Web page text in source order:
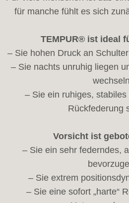
für manche fühlt es sich
TEMPUR® ist ideal
– Sie hohen Druck an
– Sie nachts unruhig liegen
wechseln
– Sie ein ruhiges,
Rückfederung
Vorsicht ist
– Sie ein sehr federndes,
– Sie extrem
– Sie eine sofort „harte“